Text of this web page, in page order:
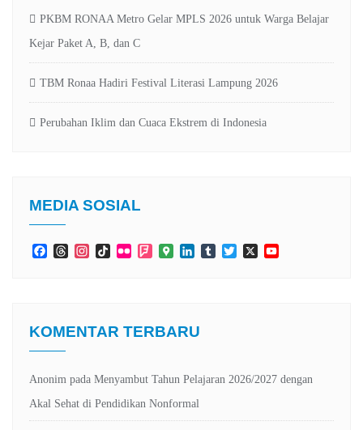
PKBM RONAA Metro Gelar MPLS 2026 untuk Warga Belajar
Kejar Paket A, B, dan C
TBM Ronaa Hadiri Festival Literasi Lampung 2026
Perubahan Iklim dan Cuaca Ekstrem di Indonesia
MEDIA SOSIAL
FacebookThreadsInstagramTikTokFlickr Foursquare
GoogleLinkedInTumblrTwitter
X
KOMENTAR TERBARU
Anonim pada Menyambut Tahun Pelajaran 2026/2027 dengan
Akal Sehat di Pendidikan Nonformal